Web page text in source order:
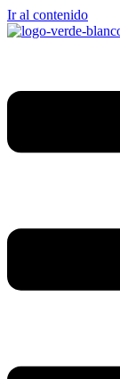
Ir al contenido